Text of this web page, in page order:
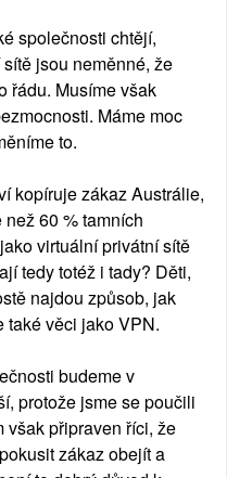
společnosti chtějí,
jsou neměnné, že
řádu. Musíme však
Máme moc
to.
kopíruje zákaz Austrálie,
60 % tamních
virtuální privátní sítě
tedy totéž i tady? Děti,
najdou způsob, jak
také věci jako VPN.
budeme v
protože jsme se poučili
však připraven říci, že
zákaz obejít a